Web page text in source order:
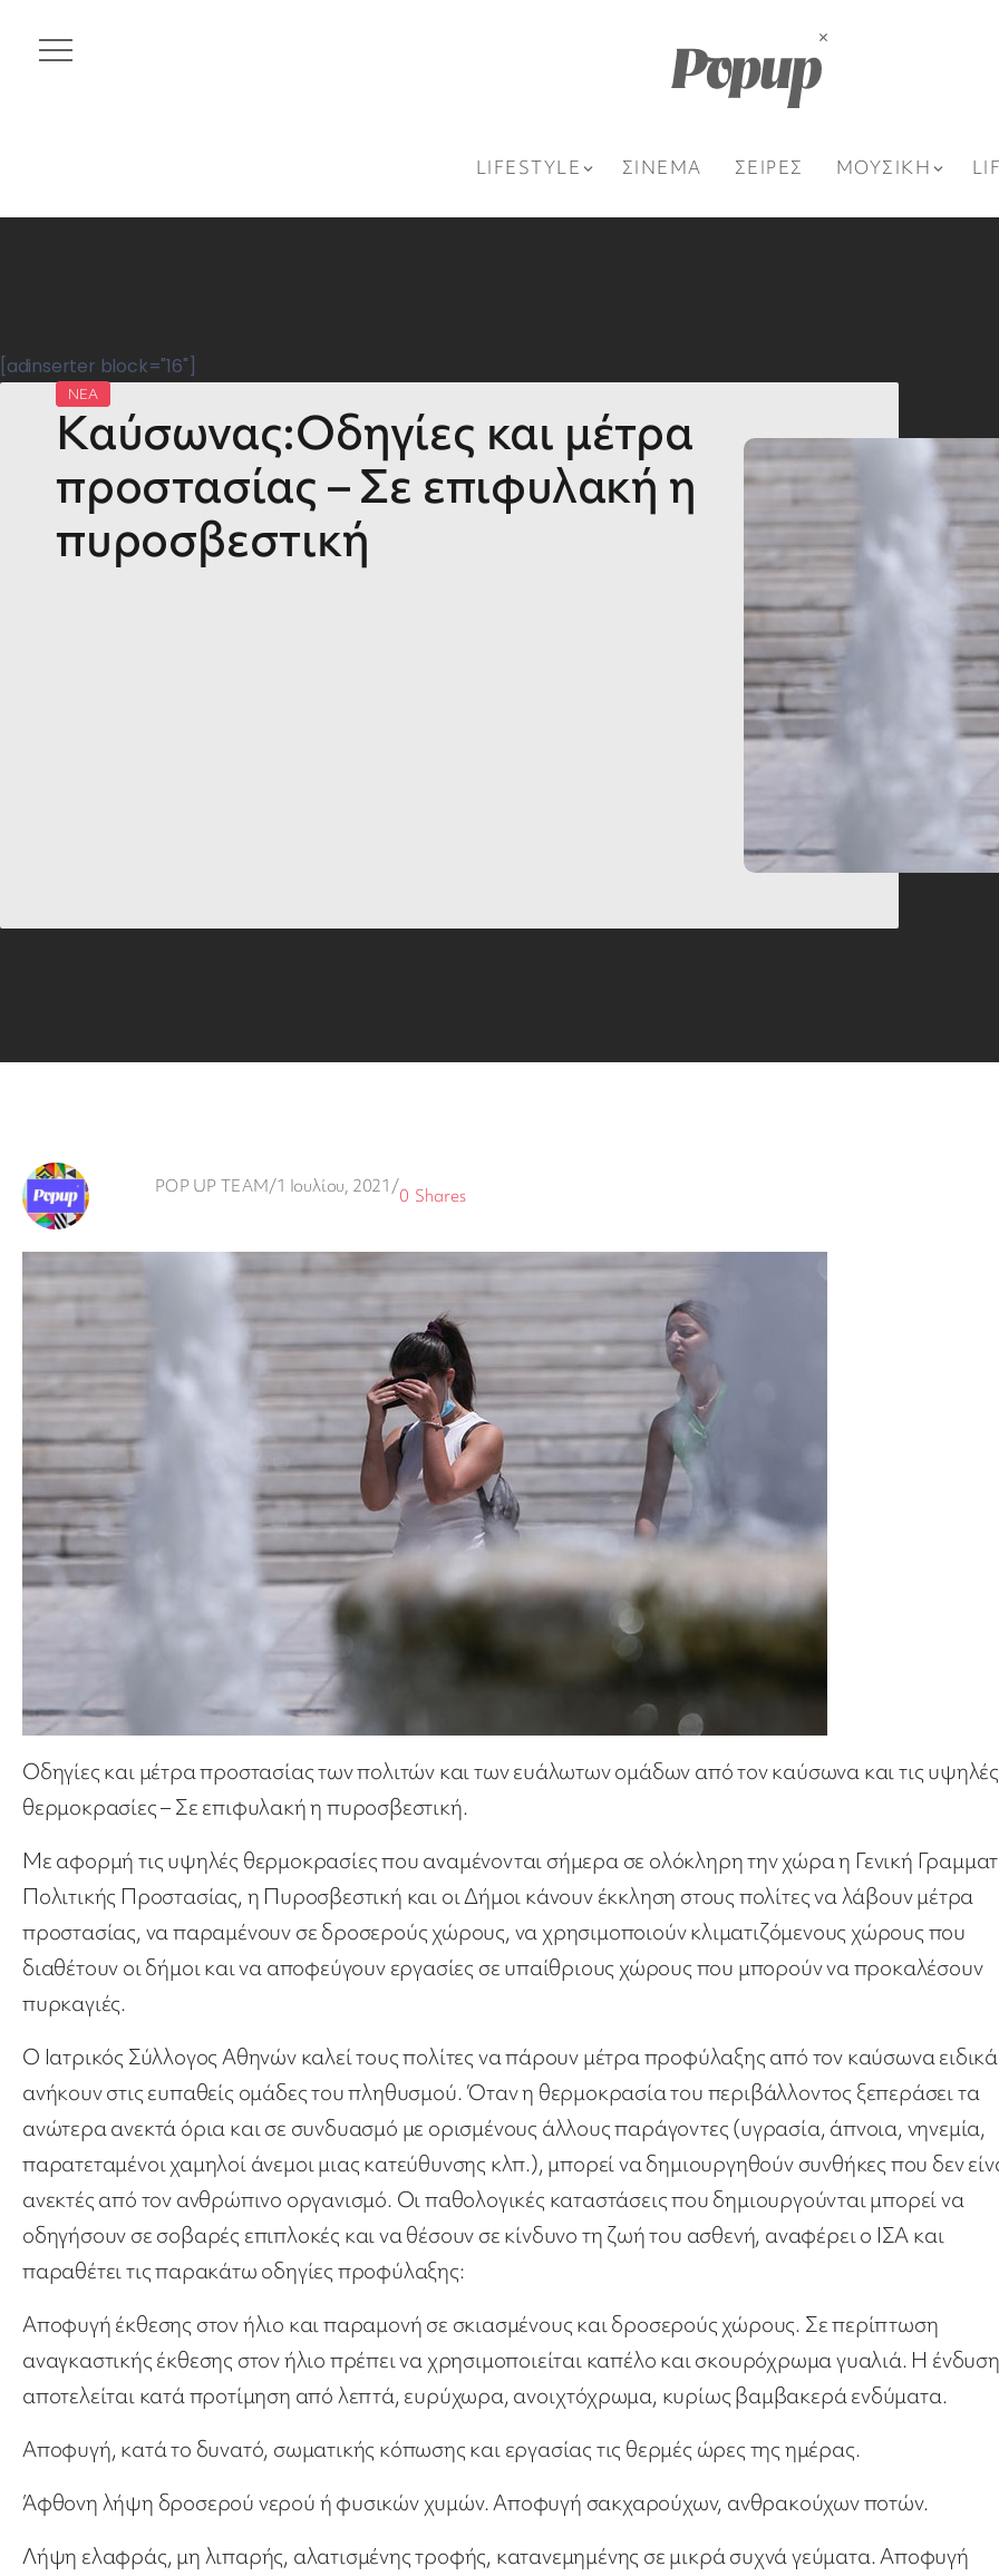
LIFESTYLE ΣΙΝΕΜΑ ΣΕΙΡΕΣ ΜΟΥΣΙΚΗ
[adinserter block="16"]
ΝΕΑ
Καύσωνας:Οδηγίες και μέτρα
προστασίας – Σε επιφυλακή η
πυροσβεστική
POP UP TEAM/1 Ιουλίου, 2021 / Shares
0
Οδηγίες και μέτρα προστασίας των πολιτών και των ευάλωτων ομάδων από τον καύσωνα και τις υψηλές
θερμοκρασίες – Σε επιφυλακή η πυροσβεστική.
Με αφορμή τις υψηλές θερμοκρασίες που αναμένονται σήμερα σε ολόκληρη την χώρα η Γενική
Πολιτικής Προστασίας, η Πυροσβεστική και οι Δήμοι κάνουν έκκληση στους πολίτες να λάβουν μέτρα
προστασίας, να παραμένουν σε δροσερούς χώρους, να χρησιμοποιούν κλιματιζόμενους χώρους που
διαθέτουν οι δήμοι και να αποφεύγουν εργασίες σε υπαίθριους χώρους που μπορούν να προκαλέσουν
πυρκαγιές.
Ο Ιατρικός Σύλλογος Αθηνών καλεί τους πολίτες να πάρουν μέτρα προφύλαξης από τον καύσωνα
ανήκουν στις ευπαθείς ομάδες του πληθυσμού. Όταν η θερμοκρασία του περιβάλλοντος ξεπεράσει τα
ανώτερα ανεκτά όρια και σε συνδυασμό με ορισμένους άλλους παράγοντες (υγρασία, άπνοια, νηνεμία,
παρατεταμένοι χαμηλοί άνεμοι μιας κατεύθυνσης κλπ.), μπορεί να δημιουργηθούν συνθήκες που δεν
ανεκτές από τον ανθρώπινο οργανισμό. Οι παθολογικές καταστάσεις που δημιουργούνται μπορεί να
οδηγήσουν σε σοβαρές επιπλοκές και να θέσουν σε κίνδυνο τη ζωή του ασθενή, αναφέρει ο ΙΣΑ και
παραθέτει τις παρακάτω οδηγίες προφύλαξης:
Αποφυγή έκθεσης στον ήλιο και παραμονή σε σκιασμένους και δροσερούς χώρους. Σε περίπτωση
αναγκαστικής έκθεσης στον ήλιο πρέπει να χρησιμοποιείται καπέλο και σκουρόχρωμα γυαλιά. Η
αποτελείται κατά προτίμηση από λεπτά, ευρύχωρα, ανοιχτόχρωμα, κυρίως βαμβακερά ενδύματα.
Αποφυγή, κατά το δυνατό, σωματικής κόπωσης και εργασίας τις θερμές ώρες της ημέρας.
Άφθονη λήψη δροσερού νερού ή φυσικών χυμών. Αποφυγή σακχαρούχων, ανθρακούχων ποτών.
Λήψη ελαφράς, μη λιπαρής, αλατισμένης τροφής, κατανεμημένης σε μικρά συχνά γεύματα. Αποφυγή